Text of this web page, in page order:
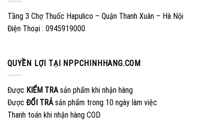
Tầng 3 Chợ Thuốc Hapulico – Quận Thanh Xuân – Hà Nội
Điện Thoại : 0945919000
QUYỀN LỢI TẠI NPPCHINHHANG.COM
Được KIỂM TRAsản phẩm khi nhận hàng
Được ĐỔI TRẢsản phẩm trong 10 ngày làm việc
Thanh toán khi nhận hàng COD